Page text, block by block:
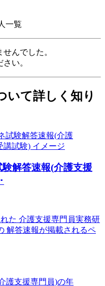
一覧
んでした。
い。
いて詳しく知り
解答速報(介護支援
た 介護支援専門員実務研
解答速報が掲載されるペ